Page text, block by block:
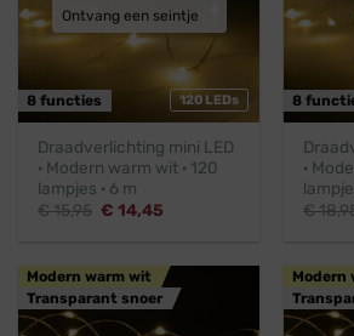
120 LEDs
8 functies
Ontvang een seintje
Draadverlichting mini LED
· Modern warm wit · 120
lampjes · 6 m
€15,95 Oorspronkelijke
€ 14,45
8
·
€
Modern warm wit
Transparant snoer
Modern